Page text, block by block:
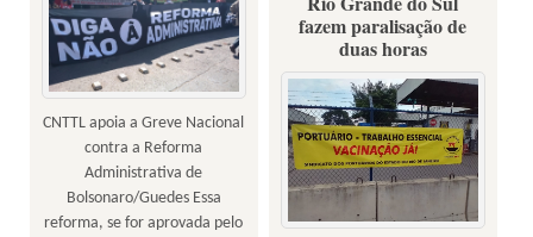
CNTTL apoia a Greve Nacional
contra a Reforma
Administrativa de
Bolsonaro/Guedes Essa
reforma, se for aprovada pelo
fazem paralisação de
duas horas